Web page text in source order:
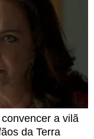
a vilã
da Terra